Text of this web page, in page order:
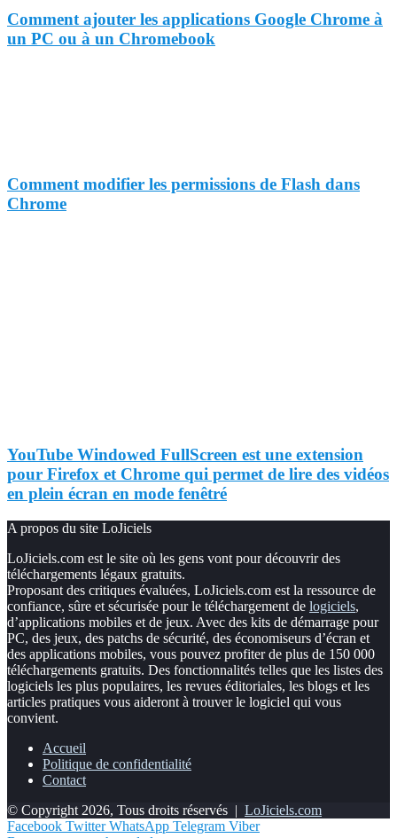
Comment ajouter les applications Google Chrome à
un PC ou à un Chromebook
Comment modifier les permissions de Flash dans
Chrome
YouTube Windowed FullScreen est une extension
pour Firefox et Chrome qui permet de lire des vidéos
en plein écran en mode fenêtré
A propos du site LoJiciels
LoJiciels.com est le site où les gens vont pour découvrir des
téléchargements légaux gratuits.
Proposant des critiques évaluées, LoJiciels.com est la ressource de
confiance, sûre et sécurisée pour le téléchargement de logiciels,
d’applications mobiles et de jeux. Avec des kits de démarrage pour
PC, des jeux, des patchs de sécurité, des économiseurs d’écran et
des applications mobiles, vous pouvez profiter de plus de 150 000
téléchargements gratuits. Des fonctionnalités telles que les listes des
logiciels les plus populaires, les revues éditoriales, les blogs et les
articles pratiques vous aideront à trouver le logiciel qui vous
convient.
Accueil
Politique de confidentialité
Contact
© Copyright 2026, Tous droits réservés | LoJiciels.com
Facebook Twitter WhatsApp Telegram Viber